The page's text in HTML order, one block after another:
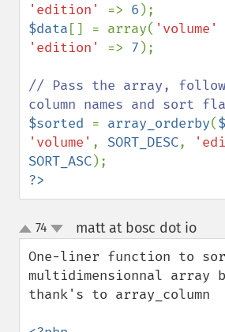
'edition' => 6
$data [] = array( 'volume'
'edition' => 7 );
// Pass the array,
$sorted = array_orderby(
'volume' , SORT_DESC,
SORT_ASC
?>
up
down
74 matt at bosc dot io¶
One-liner function to
multidimensionnal array
thank's to array_column